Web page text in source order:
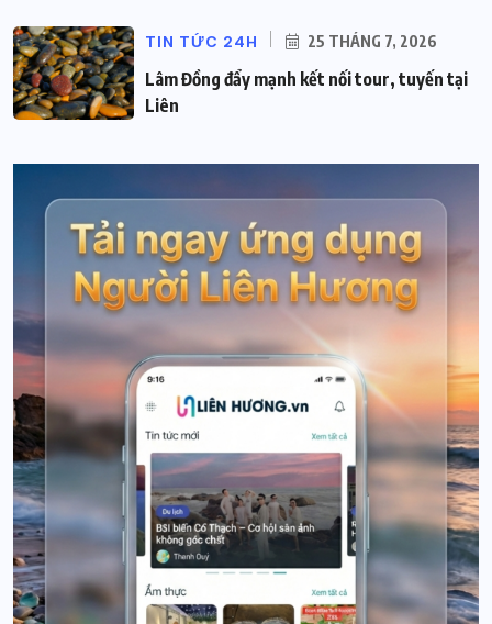
TIN TỨC 24H 25 THÁNG 7, 2026
Lâm Đồng đẩy mạnh kết nối tour, tuyến tại
Liên